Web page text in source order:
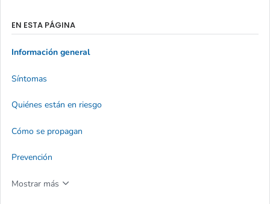
EN ESTA PÁGINA
Información general
Síntomas
Quiénes están en riesgo
Cómo se propagan
Prevención
Mostrar más